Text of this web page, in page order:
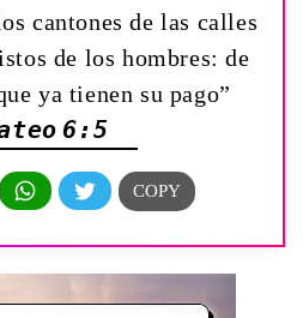
cantones de las calles
de los hombres: de
ya tienen su pago”
6:5